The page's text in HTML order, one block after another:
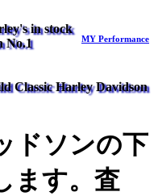
in stock
No.1
MY Performance
Classic Harley Davidson
ドソンの下
ます。査